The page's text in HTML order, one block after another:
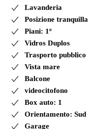
Lavanderia
Posizione tranquilla
Piani: 1º
Vidros Duplos
Trasporto pubblico
Vista mare
Balcone
videocitofono
Box auto: 1
Orientamento: Sud
Garage